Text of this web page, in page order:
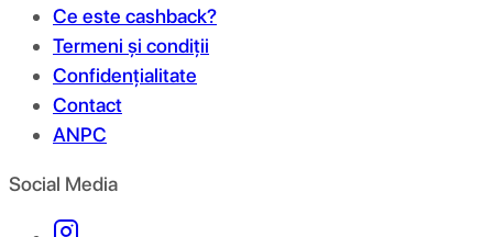
Ce este cashback?
Termeni și condiții
Confidențialitate
Contact
ANPC
Social Media